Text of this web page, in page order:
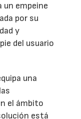
un empeine
por su
y
del usuario
una
el ámbito
está